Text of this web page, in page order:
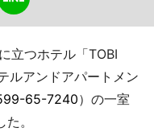
立つホテル「TOBI
ルアンドアパートメン
65-7240）の一室
。